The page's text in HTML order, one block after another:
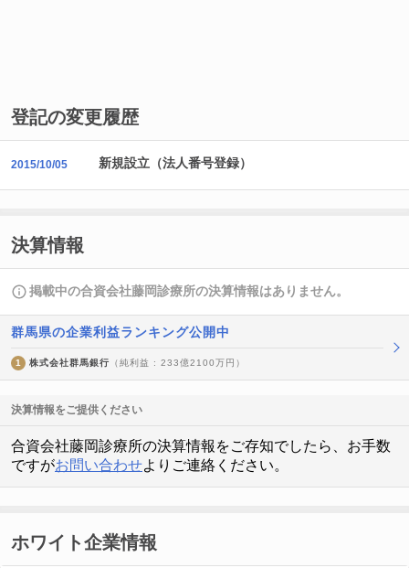
登記の変更履歴
2015/10/05 新規設立（法人番号登録）
決算情報
掲載中の合資会社藤岡診療所の決算情報はありません。
群馬県の企業利益ランキング公開中
1 株式会社群馬銀行 （純利益 : 233億2100万円）
決算情報をご提供ください
合資会社藤岡診療所の決算情報をご存知でしたら、お手数
ですがお問い合わせよりご連絡ください。
ホワイト企業情報